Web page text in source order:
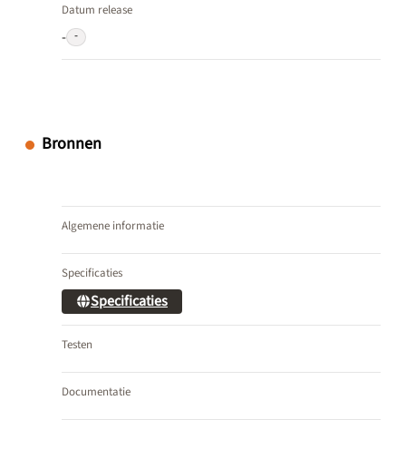
Datum release
- -
Bronnen
Algemene informatie
Specificaties
Specificaties
Testen
Documentatie